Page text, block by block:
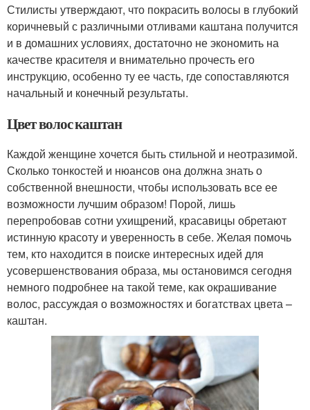
Стилисты утверждают, что покрасить волосы в глубокий
коричневый с различными отливами каштана получится
и в домашних условиях, достаточно не экономить на
качестве красителя и внимательно прочесть его
инструкцию, особенно ту ее часть, где сопоставляются
начальный и конечный результаты.
Цвет волос каштан
Каждой женщине хочется быть стильной и неотразимой.
Сколько тонкостей и нюансов она должна знать о
собственной внешности, чтобы использовать все ее
возможности лучшим образом! Порой, лишь
перепробовав сотни ухищрений, красавицы обретают
истинную красоту и уверенность в себе. Желая помочь
тем, кто находится в поиске интересных идей для
усовершенствования образа, мы остановимся сегодня
немного подробнее на такой теме, как окрашивание
волос, рассуждая о возможностях и богатствах цвета –
каштан.